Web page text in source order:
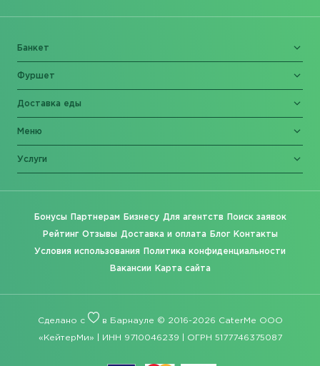
Банкет
Фуршет
Доставка еды
Меню
Услуги
Бонусы Партнерам Бизнесу Для агентств Поиск заявок
Рейтинг Отзывы Доставка и оплата Блог Контакты
Условия использования Политика конфиденциальности
Вакансии Карта сайта
Сделано с в Барнауле © 2016-2026 CaterMe ООО
«КейтерМи» | ИНН 9710046239 | ОГРН 5177746375087